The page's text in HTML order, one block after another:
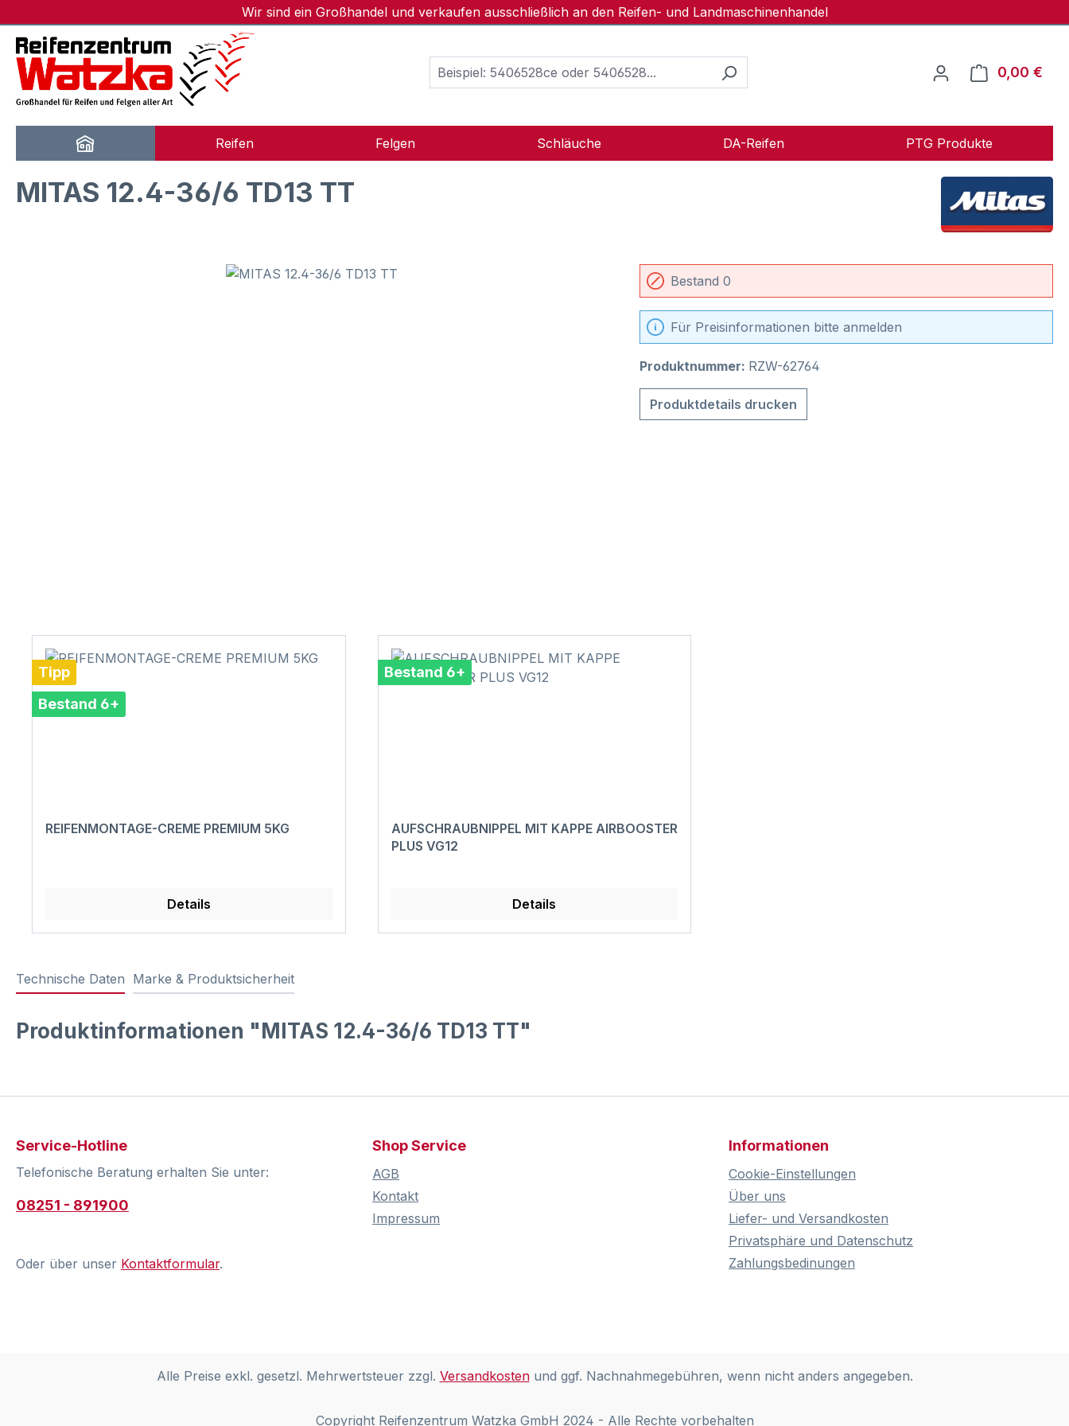
Wir sind ein Großhandel und verkaufen ausschließlich an den Reifen- und Landmaschinenhandel
0,00 €
Reifen Felgen Schläuche DA-Reifen PTG Produkte
MITAS 12.4-36/6 TD13 TT
Bestand 0
Für Preisinformationen bitte anmelden
Produktnummer: RZW-62764
Produktdetails drucken
Tipp
Bestand 6+
REIFENMONTAGE-CREME PREMIUM 5KG
Details
Bestand 6+
AUFSCHRAUBNIPPEL MIT KAPPE AIRBOOSTER
PLUS VG12
Details
Technische Daten Marke & Produktsicherheit
Produktinformationen "MITAS 12.4-36/6 TD13 TT"
Service-Hotline
Telefonische Beratung erhalten Sie unter:
08251 - 891900
Oder über unser Kontaktformular.
Shop Service
AGB
Kontakt
Impressum
Informationen
Cookie-Einstellungen
Über uns
Liefer- und Versandkosten
Privatsphäre und Datenschutz
Zahlungsbedinungen
Alle Preise exkl. gesetzl. Mehrwertsteuer zzgl. Versandkostenund ggf. Nachnahmegebühren, wenn nicht anders angegeben.
Copyright Reifenzentrum Watzka GmbH 2024 - Alle Rechte vorbehalten